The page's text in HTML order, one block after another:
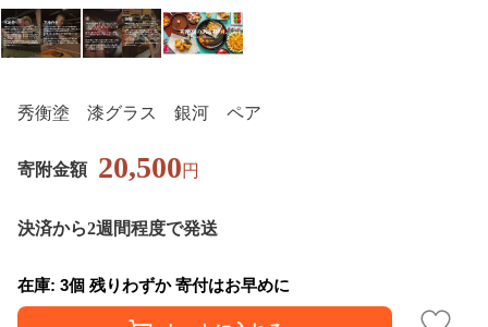
秀衡塗 漆グラス 銀河 ペア
寄附金額 20,500円
決済から2週間程度で発送
在庫: 3個 残りわずか 寄付はお早めに